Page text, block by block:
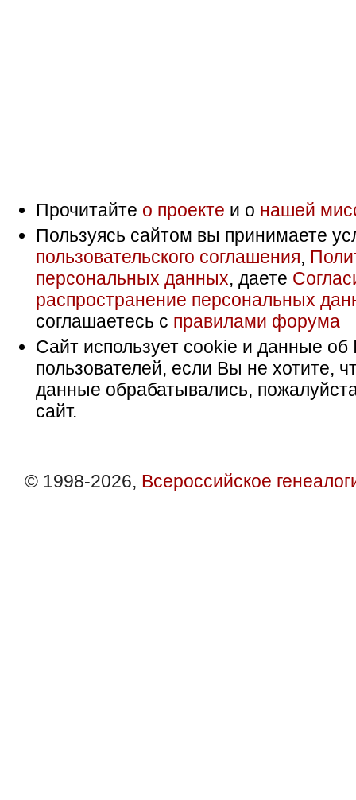
Прочитайте о проекте и о нашей
Пользуясь сайтом вы принимаете
пользовательского соглашения,
персональных данных, даете
распространение персональных
соглашаетесь с правилами форума
Сайт использует cookie и данные об
пользователей, если Вы не хотите,
данные обрабатывались,
сайт.
© 1998-2026, Всероссийское